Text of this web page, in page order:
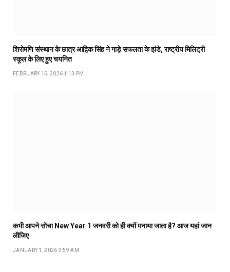
शिरोमणि संस्थान के छात्र आद्विक सिंह ने गाड़े सफलता के झंडे, राष्ट्रीय मिलिट्री
स्कूल के लिए हुए चयनित
FEBRUARY 15, 2026 1:13 PM
कभी आपने सोचा New Year 1 जनवरी को ही क्यों मनाया जाता है? आज यहां जान
लीजिए
JANUARY 1, 2026 9:59 AM